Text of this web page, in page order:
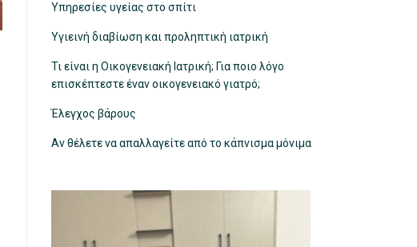
Υπηρεσίες υγείας στο σπίτι
Υγιεινή διαβίωση και προληπτική ιατρική
Τι είναι η Οικογενειακή Ιατρική; Για ποιο λόγο
επισκέπτεστε έναν οικογενειακό γιατρό;
Έλεγχος βάρους
Αν θέλετε να απαλλαγείτε από το κάπνισμα μόνιμα